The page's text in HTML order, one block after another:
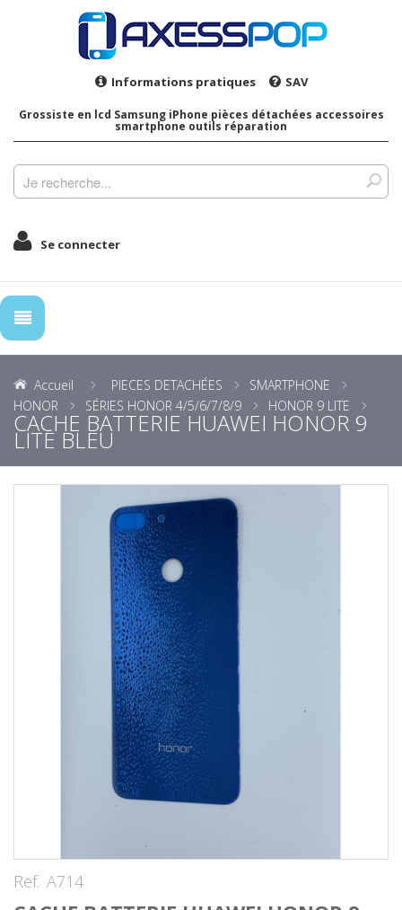
Informations pratiques SAV
Grossiste en lcd Samsung iPhone pièces détachées accessoires
smartphone outils réparation
Se connecter
Accueil PIECES DETACHÉES
SMARTPHONE
HONOR
SÉRIES HONOR 4/5/6/7/8/9 HONOR 9 LITE
CACHE BATTERIE HUAWEI HONOR 9
LITE BLEU
Ref. A714